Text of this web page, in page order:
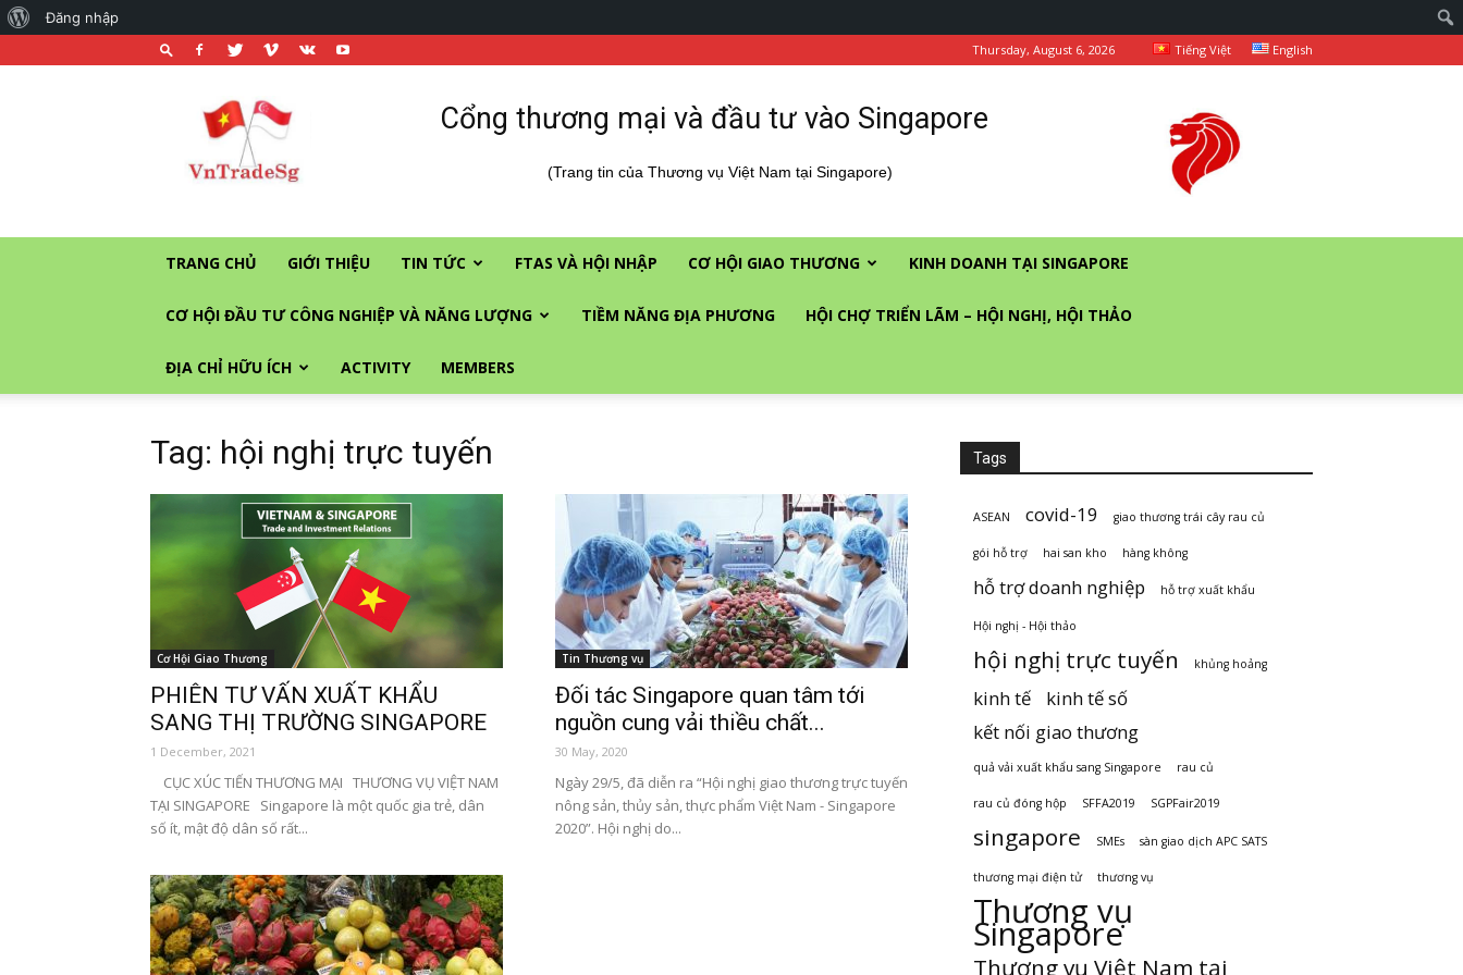
Thursday, August 6, 2026 Tiếng Việt English
Cổng
thương
và
vào
Singapore
Cổng thương mại và đầu tư vào Singapore
(Trang tin của Thương vụ Việt Nam tại Singapore)
TRANG CHỦ GIỚI THIỆU TIN TỨC FTAS VÀ HỘI NHẬP CƠ HỘI GIAO THƯƠNG KINH DOANH TẠI SINGAPORE
CƠ HỘI ĐẦU TƯ CÔNG NGHIỆP VÀ NĂNG LƯỢNG TIỀM NĂNG ĐỊA PHƯƠNG HỘI CHỢ TRIỂN LÃM – HỘI NGHỊ, HỘI THẢO
ĐỊA CHỈ HỮU ÍCH ACTIVITY MEMBERS
Tag: hội nghị trực tuyến
Cơ Hội Giao Thương
PHIÊN TƯ VẤN XUẤT KHẨU
SANG THỊ TRƯỜNG SINGAPORE
1 December, 2021
CỤC XÚC TIẾN THƯƠNG MẠI THƯƠNG VỤ VIỆT NAM
TẠI SINGAPORE Singapore là một quốc gia trẻ, dân
số ít, mật độ dân số rất...
Tin Thương vụ
Đối tác Singapore quan tâm tới
nguồn cung vải thiều chất...
30 May, 2020
Ngày 29/5, đã diễn ra “Hội nghị giao thương trực tuyến
nông sản, thủy sản, thực phẩm Việt Nam - Singapore
2020”. Hội nghị do...
Tags
ASEAN covid-19 giao thương trái cây rau củ
gói hỗ trợ hai san kho hàng không
hỗ trợ doanh nghiệp hỗ trợ xuất khẩu
Hội nghị - Hội thảo
hội nghị trực tuyến khủng hoảng
kinh tế
kinh tế số
kết nối giao thương
quả vải xuất khẩu sang Singapore rau củ
rau củ đóng hộp SFFA2019 SGPFair2019
singapore SMEs sàn giao dịch APC SATS
thương mại điện tử thương vụ
Thương vụ
Singapore
Thương vụ Việt Nam tại
About
Đăng nhập